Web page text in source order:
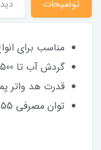
توضیحات
مناسب برای
گردش آب تا 3500 لیتر در ساعت
قدرت هد واتر پمپ
توان مصرفی 55 وات